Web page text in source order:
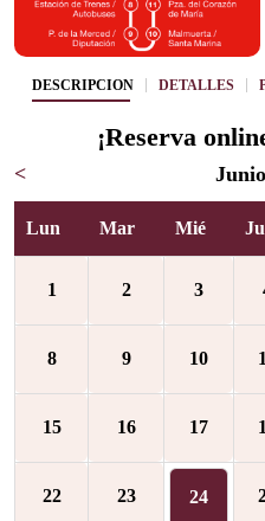
DESCRIPCIÓN DETALLES
¡Reserva
<
Lun Mar Mié
1 2 3
8 9 10
15 16 17
22 23 24